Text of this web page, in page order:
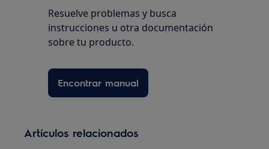
Resuelve problemas y busca
instrucciones u otra documentación
sobre tu producto.
Encontrar manual
Artículos relacionados